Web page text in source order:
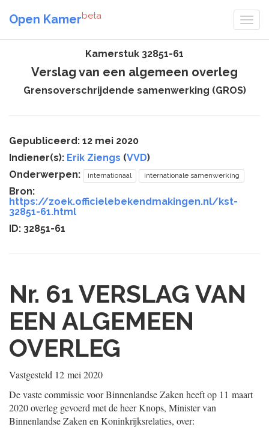
Open Kamerbeta
Kamerstuk 32851-61
Verslag van een algemeen overleg
Grensoverschrijdende samenwerking (GROS)
Gepubliceerd: 12 mei 2020
Indiener(s): Erik Ziengs (VVD)
Onderwerpen:
internationaal internationale samenwerking
Bron:
https://zoek.officielebekendmakingen.nl/kst-
32851-61.html
ID: 32851-61
Nr. 61 VERSLAG VAN
EEN ALGEMEEN
OVERLEG
Vastgesteld 12 mei 2020
De vaste commissie voor Binnenlandse Zaken heeft op 11 maart
2020 overleg gevoerd met de heer Knops, Minister van
Binnenlandse Zaken en Koninkrijksrelaties, over: